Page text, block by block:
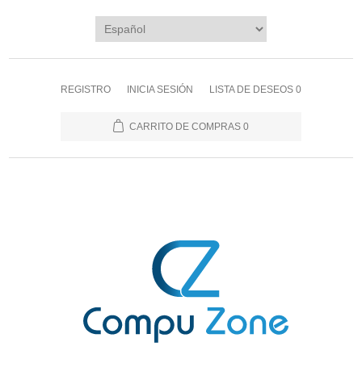
REGISTRO INICIA SESIÓN LISTA DE DESEOS 0
CARRITO DE COMPRAS 0